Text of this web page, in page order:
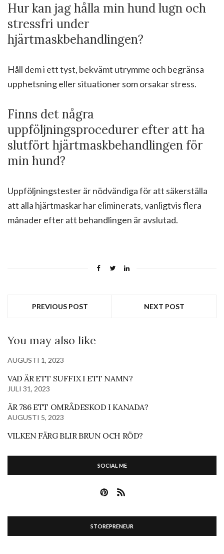
Hur kan jag hålla min hund lugn och
stressfri under
hjärtmaskbehandlingen?
Håll dem i ett tyst, bekvämt utrymme och begränsa
upphetsning eller situationer som orsakar stress.
Finns det några
uppföljningsprocedurer efter att ha
slutfört hjärtmaskbehandlingen för
min hund?
Uppföljningstester är nödvändiga för att säkerställa
att alla hjärtmaskar har eliminerats, vanligtvis flera
månader efter att behandlingen är avslutad.
PREVIOUS POST NEXT POST
You may also like
AUGUSTI 1, 2023
VAD ÄR ETT SUFFIX I ETT NAMN?
JULI 31, 2023
ÄR 786 ETT OMRÅDESKOD I KANADA?
AUGUSTI 5, 2023
VILKEN FÄRG BLIR BRUN OCH RÖD?
SOCIAL ME
STOREPRENEUR